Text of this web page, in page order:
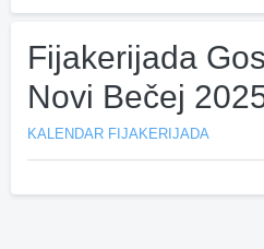
Fijakerijada
Novi Bečej
KALENDAR FIJAKERIJADA